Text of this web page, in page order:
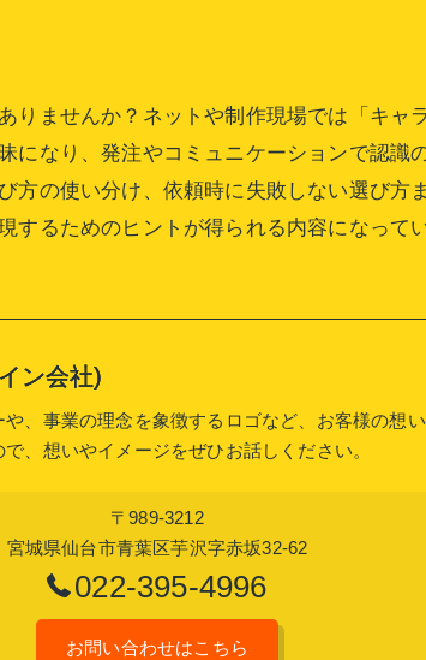
りませんか？ネットや制作現場では「キャ
になり、発注やコミュニケーションで認識
方の使い分け、依頼時に失敗しない選び方
するためのヒントが得られる内容になって
ン会社)
、事業の理念を象徴するロゴなど、お客様の想
、想いやイメージをぜひお話しください。
〒989-3212
宮城県仙台市青葉区芋沢字赤坂32-62
022-395-4996
お問い合わせはこちら